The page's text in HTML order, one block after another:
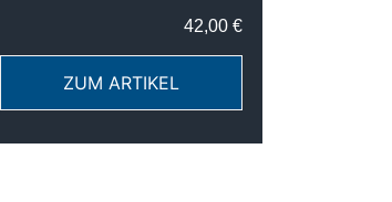
42,00 €
ZUM ARTIKEL